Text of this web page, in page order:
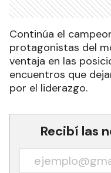
Continúa el
protagonistas del
ventaja en las
encuentros que
por el liderazgo.
Recibí las